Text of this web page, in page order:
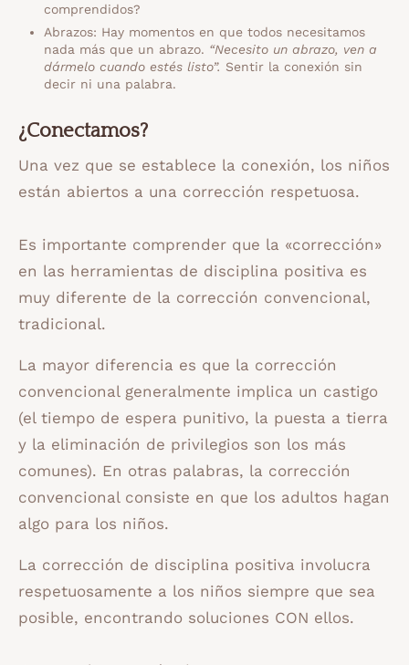
comprendidos?
Abrazos: Hay momentos en que todos necesitamos
nada más que un abrazo. “Necesito un abrazo, ven a
dármelo cuando estés listo”. Sentir la conexión sin
decir ni una palabra.
¿Conectamos?
Una vez que se establece la conexión, los niños
están abiertos a una corrección respetuosa.
Es importante comprender que la «corrección»
en las herramientas de disciplina positiva es
muy diferente de la corrección convencional,
tradicional.
La mayor diferencia es que la corrección
convencional generalmente implica un castigo
(el tiempo de espera punitivo, la puesta a tierra
y la eliminación de privilegios son los más
comunes). En otras palabras, la corrección
convencional consiste en que los adultos hagan
algo para los niños.
La corrección de disciplina positiva involucra
respetuosamente a los niños siempre que sea
posible, encontrando soluciones CON ellos.